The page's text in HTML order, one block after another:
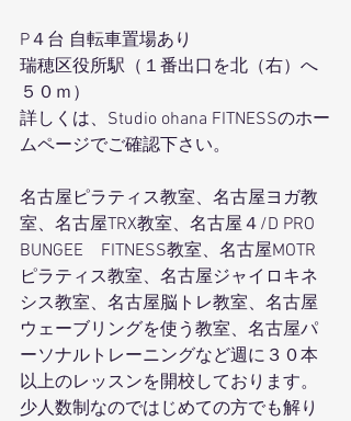
P４台 自転車置場あり
瑞穂区役所駅（１番出口を北（右）へ
５０ｍ）
詳しくは、Studio ohana FITNESSのホー
ムページでご確認下さい。
名古屋ピラティス教室、名古屋ヨガ教
室、名古屋TRX教室、名古屋４/D PRO
BUNGEE　FITNESS教室、名古屋MOTR
ピラティス教室、名古屋ジャイロキネ
シス教室、名古屋脳トレ教室、名古屋
ウェーブリングを使う教室、名古屋パ
ーソナルトレーニングなど週に３０本
以上のレッスンを開校しております。
少人数制なのではじめての方でも解り